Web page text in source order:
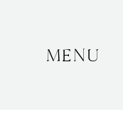
MENU